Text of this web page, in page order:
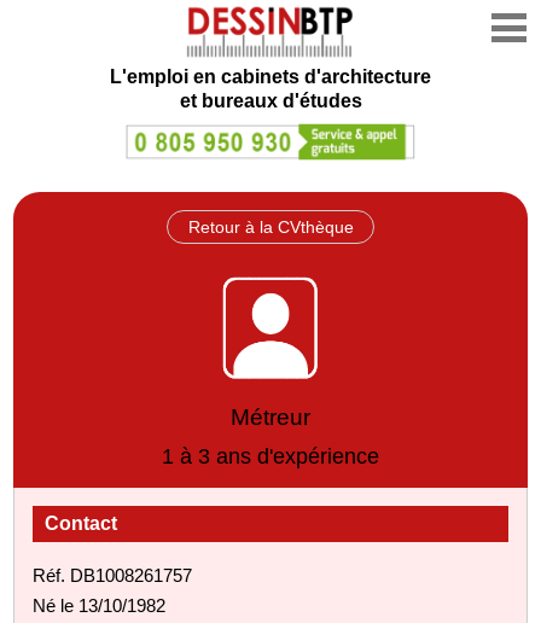
L'emploi en cabinets d'architecture
et bureaux d'études
Retour à la CVthèque
Métreur
1 à 3 ans d'expérience
Contact
Réf. DB1008261757
Né le 13/10/1982